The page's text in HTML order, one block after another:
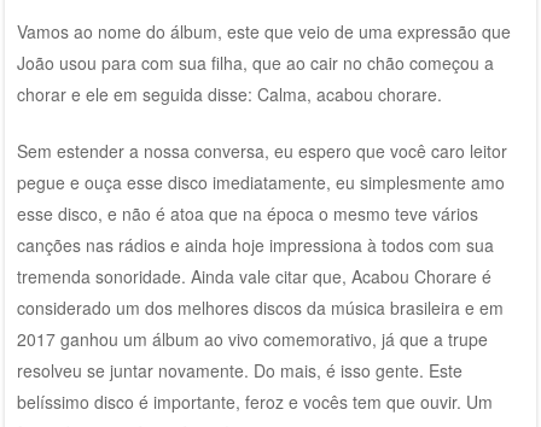
Vamos ao nome do álbum, este que veio de uma expressão que
João usou para com sua filha, que ao cair no chão começou a
chorar e ele em seguida disse: Calma, acabou chorare.
Sem estender a nossa conversa, eu espero que você caro leitor
pegue e ouça esse disco imediatamente, eu simplesmente amo
esse disco, e não é atoa que na época o mesmo teve vários
canções nas rádios e ainda hoje impressiona à todos com sua
tremenda sonoridade. Ainda vale citar que, Acabou Chorare é
considerado um dos melhores discos da música brasileira e em
2017 ganhou um álbum ao vivo comemorativo, já que a trupe
resolveu se juntar novamente. Do mais, é isso gente. Este
belíssimo disco é importante, feroz e vocês tem que ouvir. Um